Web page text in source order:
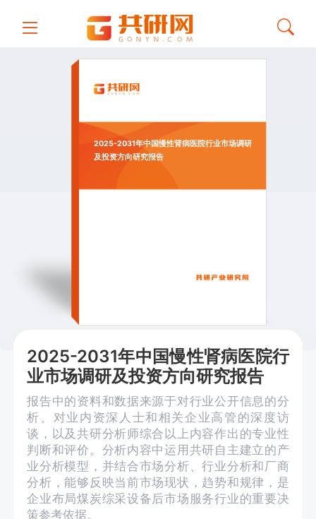
2025-2031年中国慢性肾病医院行业市场调研
及投资方向研究报告
2025-2031年中国慢性肾病医院行
业市场调研及投资方向研究报告
报告中的资料和数据来源于对行业公开信息的分
析、对业内资深人士和相关企业高管的深度访
谈，以及共研分析师综合以上内容作出的专业性
判断和评价。分析内容中运用共研自主建立的产
业分析模型，并结合市场分析、行业分析和厂商
分析，能够反映当前市场现状，趋势和规律，是
企业布局煤炭综采设备后市场服务行业的重要决
策参考依据。